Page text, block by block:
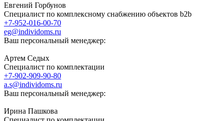
Евгений Горбунов
Специалист по комплексному снабжению объектов b2b
+7-952-016-00-70
eg@individoms.ru
Ваш персональный менеджер:
Артем Седых
Специалист по комплектации
+7-902-909-90-80
a.s@individoms.ru
Ваш персональный менеджер:
Ирина Пашкова